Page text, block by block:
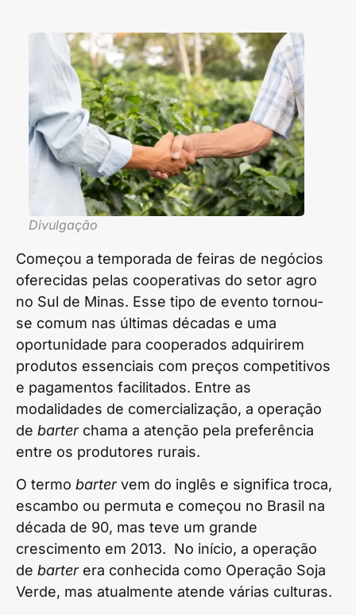
Divulgação
Começou a temporada de feiras de negócios
oferecidas pelas cooperativas do setor agro
no Sul de Minas. Esse tipo de evento tornou-
se comum nas últimas décadas e uma
oportunidade para cooperados adquirirem
produtos essenciais com preços competitivos
e pagamentos facilitados. Entre as
modalidades de comercialização, a operação
de barter chama a atenção pela preferência
entre os produtores rurais.
O termo bartervem do inglês e significa troca,
escambo ou permuta e começou no Brasil na
década de 90, mas teve um grande
crescimento em 2013. No início, a operação
de barterera conhecida como Operação Soja
Verde, mas atualmente atende várias culturas.